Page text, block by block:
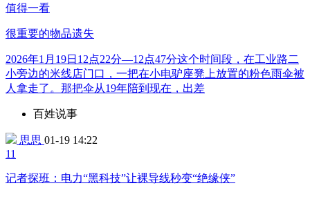
值得一看
很重要的物品遗失
2026年1月19日12点22分—12点47分这个时间段，在工业路二
小旁边的米线店门口，一把在小电驴座凳上放置的粉色雨伞被
人拿走了。那把伞从19年陪到现在，出差
百姓说事
思思 01-19 14:22
11
记者探班：电力“黑科技”让裸导线秒变“绝缘侠”